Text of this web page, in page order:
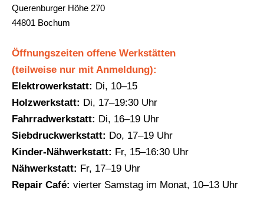
Querenburger Höhe 270
44801 Bochum
Öffnungszeiten offene Werkstätten
(teilweise nur mit Anmeldung):
Elektrowerkstatt: Di, 10–15
Holzwerkstatt: Di, 17–19:30 Uhr
Fahrradwerkstatt: Di, 16–19 Uhr
Siebdruckwerkstatt: Do, 17–19 Uhr
Kinder-Nähwerkstatt: Fr, 15–16:30 Uhr
Nähwerkstatt: Fr, 17–19 Uhr
Repair Café: vierter Samstag im Monat, 10–13 Uhr